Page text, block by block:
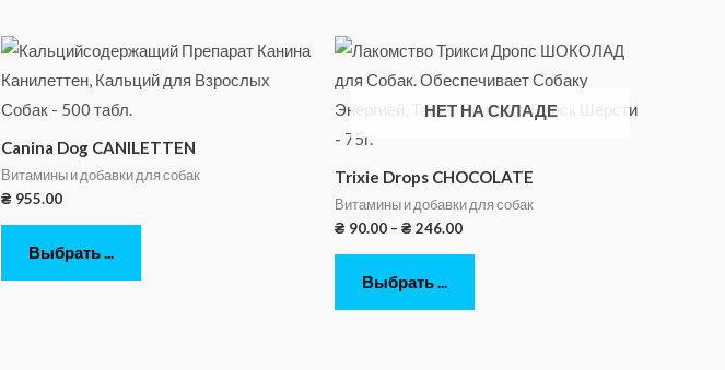
Canina Dog CANILETTEN
Витамины и добавки для собак
₴ 955.00
Выбрать ...
НЕТ НА СКЛАДЕ
Trixie Drops CHOCOLATE
Витамины и добавки для собак
₴ 90.00 – ₴ 246.00
Выбрать ...